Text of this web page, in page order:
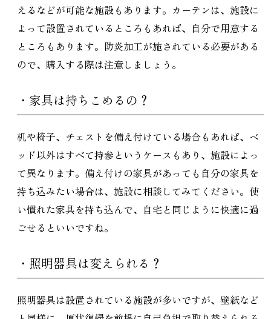
えるなどが可能な施設もあります。カーテンは、施設に
よって設置されているところもあれば、自分で用意する
ところもあります。防炎加工が施されている必要がある
ので、購入する際は注意しましょう。
・家具は持ちこめるの？
机や椅子、チェストを備え付けている場合もあれば、ベ
ッド以外はすべて持参というケースもあり、施設によっ
て異なります。備え付けの家具があっても自分の家具を
持ち込みたい場合は、施設に相談してみてください。使
い慣れた家具を持ち込んで、自宅と同じように快適に過
ごせるといいですね。
・照明器具は変えられる？
照明器具は設置されている施設が多いですが、壁紙など